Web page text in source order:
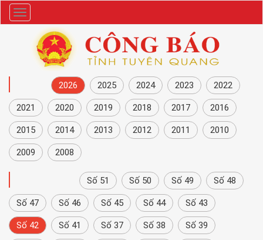
Danh
mục
2026 2025 2024 2023 2022
2021 2020 2019 2018 2017 2016
2015 2014 2013 2012 2011 2010
2009 2008
Số 51 Số 50 Số 49 Số 48
Số 47 Số 46 Số 45 Số 44 Số 43
Số 42 Số 41 Số 37 Số 38 Số 39